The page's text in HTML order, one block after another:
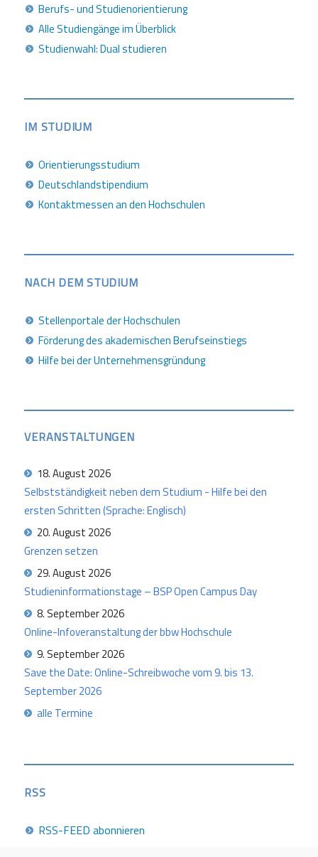
Berufs- und Studienorientierung
Alle Studiengänge im Überblick
Studienwahl: Dual studieren
IM STUDIUM
Orientierungsstudium
Deutschlandstipendium
Kontaktmessen an den Hochschulen
NACH DEM STUDIUM
Stellenportale der Hochschulen
Förderung des akademischen Berufseinstiegs
Hilfe bei der Unternehmensgründung
VERANSTALTUNGEN
18. August 2026
Selbstständigkeit neben dem Studium - Hilfe bei den
ersten Schritten (Sprache: Englisch)
20. August 2026
Grenzen setzen
29. August 2026
Studieninformationstage – BSP Open Campus Day
8. September 2026
Online-Infoveranstaltung der bbw Hochschule
9. September 2026
Save the Date: Online-Schreibwoche vom 9. bis 13.
September 2026
alle Termine
RSS
RSS-FEED abonnieren